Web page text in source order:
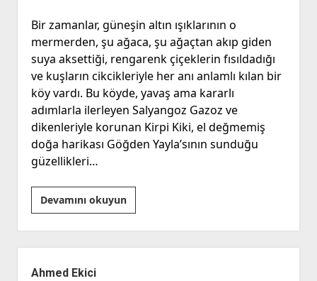
İletişim
Bir zamanlar, güneşin altın ışıklarının o
mermerden, şu ağaca, şu ağaçtan akıp giden
suya aksettiği, rengarenk çiçeklerin fısıldadığı
ve kuşların cikcikleriyle her anı anlamlı kılan bir
köy vardı. Bu köyde, yavaş ama kararlı
adımlarla ilerleyen Salyangoz Gazoz ve
dikenleriyle korunan Kirpi Kiki, el değmemiş
doğa harikası Göğden Yayla’sının sunduğu
güzellikleri…
Devamını okuyunKirpi
ile
Gazoz!
“Sosyal
Menü
Ahmed Ekici